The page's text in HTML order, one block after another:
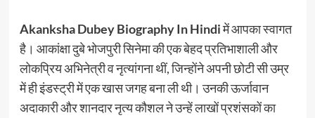
Akanksha Dubey Biography In Hindiमें आपका स्वागत
है। आकांक्षा दुबे भोजपुरी सिनेमा की एक बेहद प्रतिभाशाली और
लोकप्रिय अभिनेत्री व नृत्यांगना थीं, जिन्होंने अपनी छोटी सी उम्र
में ही इंडस्ट्री में एक खास जगह बना ली थी। उनकी ऊर्जावान
अदाकारी और शानदार नृत्य कौशल ने उन्हें लाखों प्रशंसकों का